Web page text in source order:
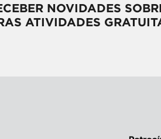
NOVIDADES
ATIVIDADES